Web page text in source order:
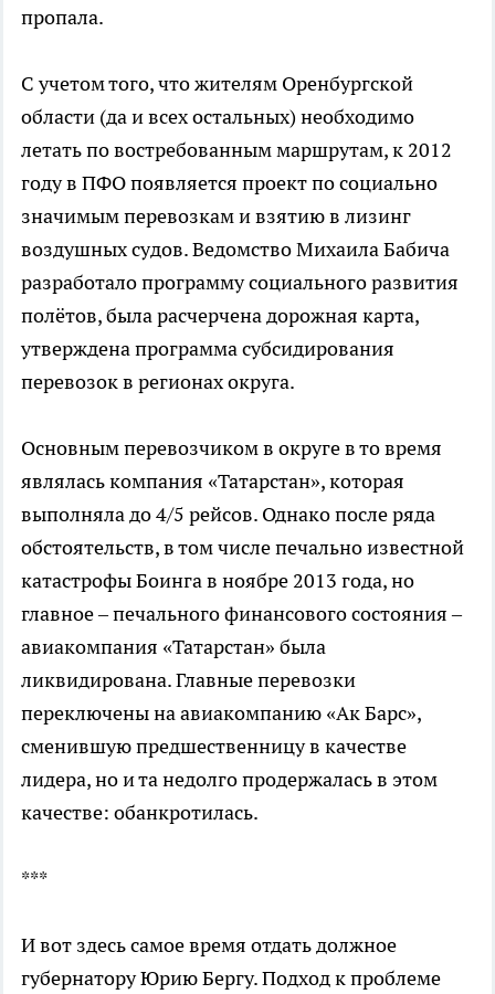
пропала.
С учетом того, что жителям Оренбургской
области (да и всех остальных) необходимо
летать по востребованным маршрутам, к 2012
году в ПФО появляется проект по социально
значимым перевозкам и взятию в лизинг
воздушных судов. Ведомство Михаила Бабича
разработало программу социального развития
полётов, была расчерчена дорожная карта,
утверждена программа субсидирования
перевозок в регионах округа.
Основным перевозчиком в округе в то время
являлась компания «Татарстан», которая
выполняла до 4/5 рейсов. Однако после ряда
обстоятельств, в том числе печально известной
катастрофы Боинга в ноябре 2013 года, но
главное – печального финансового состояния –
авиакомпания «Татарстан» была
ликвидирована. Главные перевозки
переключены на авиакомпанию «Ак Барс»,
сменившую предшественницу в качестве
лидера, но и та недолго продержалась в этом
качестве: обанкротилась.
***
И вот здесь самое время отдать должное
губернатору Юрию Бергу. Подход к проблеме